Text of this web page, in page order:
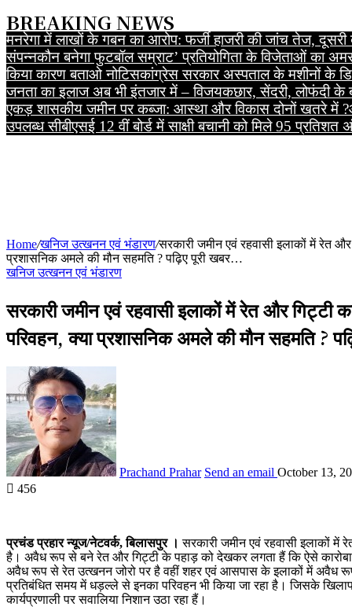
BREAKING NEWS
मनरेगा में लाखों के गबन का आरोप: फर्जी हाजरी की जांच तेज,
संपन्नकौन बनेगा फुटबॉल सम्राट’ प्रतियोगिता के विजेताओं का
किया कारण बताओ नोटिसकांग्रेस सरकार अस्पताल के मशीनों के
जनता का इलाज अब भी इंतजार में – विजयकछार, सेंदरी, लोफंदी के
एकड़ शासकीय जमीन पर कब्जा: आस्था और विकास दोनों खतरे में ?
उपलब्धसीबीएसई 12 वीं बोर्ड में साक्षी बचानी को मिले 95 प्रतिशत
Home/खनिज उत्खनन एवं भंडारण/सरकारी जमीन एवं रहवासी इलाकों में रेत
प्रशासनिक अमले की मौन सहमति ? पढ़िए पूरी खबर…
खनिज उत्खनन एवं भंडारण
सरकारी जमीन एवं रहवासी इलाकों में रेत और गिट्टी
परिवहन, क्या प्रशासनिक अमले की मौन सहमति ?
Prachand Prahar Send an email October 13,
456
प्रचंड प्रहार न्यूज/नेटवर्क, बिलासपुर । सरकारी जमीन एवं रहवासी इलाकों में
है। अवैध रूप से बने रेत और गिट्टी के पहाड़ को देखकर लगता हैं कि ऐसे
अवैध रूप से रेत उत्खनन जोरो पर है वहीं शहर एवं आसपास के इलाकों में अवैध
प्रतिबंधित समय में धड़ल्ले से इनका परिवहन भी किया जा रहा है। जिसके
कार्यप्रणाली पर सवालिया निशान उठा रहा हैं।